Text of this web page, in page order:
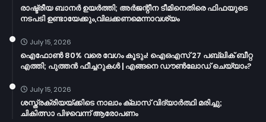
രാഷ്ട്രീയ ബാനർ ഉയർത്തി; അർജന്റീന ടീമിനെതിരെ ഫിഫയുടെ
നടപടി ഉണ്ടായേക്കും,വിലക്കണമെന്നാവശ്യം
July 15, 2026
ഐഫോൺ 80% വരെ വേഗം കൂടും! ഐഒഎസ് 27 പബ്ലിക് ബീറ്റ
എത്തി; പുത്തൻ ഫീച്ചറുകൾ | എങ്ങനെ ഡൗൺലോഡ് ചെയ്യാം?
July 15, 2026
ശസ്ത്രക്രിയയ്ക്കിടെ നാലാം ക്ലാസ് വിദ്യാർത്ഥി മരിച്ചു;
ചികിത്സാ പിഴവെന്ന് ആരോപണം